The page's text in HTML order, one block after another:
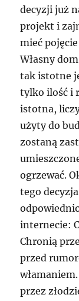
decyzji już
projekt i
mieć
Własny
tak istotne
tylko ilość i
istotna,
użyty do
zostaną
ogrzewać.
tego
internecie:
Chronią
przed
przez